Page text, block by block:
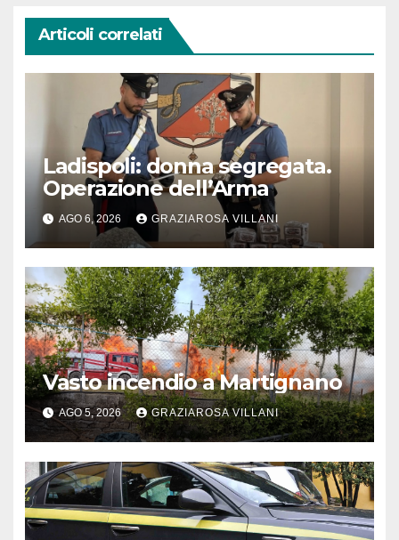
Articoli correlati
Ladispoli: donna segregata.
Operazione dell’Arma
AGO 6, 2026 GRAZIAROSA VILLANI
Vasto incendio a Martignano
AGO 5, 2026 GRAZIAROSA VILLANI